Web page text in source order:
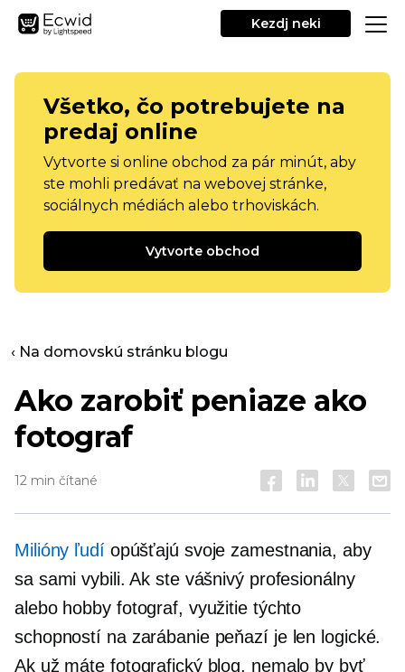
Kezdj neki
Všetko, čo potrebujete na
predaj online
Vytvorte si online obchod za pár minút, aby
ste mohli predávať na webovej stránke,
sociálnych médiách alebo trhoviskách.
Vytvorte obchod
‹ Na domovskú stránku blogu
Ako zarobiť peniaze ako
fotograf
12 min čítané
Milióny ľudíopúšťajú svoje zamestnania, aby
sa sami vybili. Ak ste vášnivý profesionálny
alebo hobby fotograf, využitie týchto
schopností na zarábanie peňazí je len logické.
Ak už máte fotografický blog, nemalo by byť